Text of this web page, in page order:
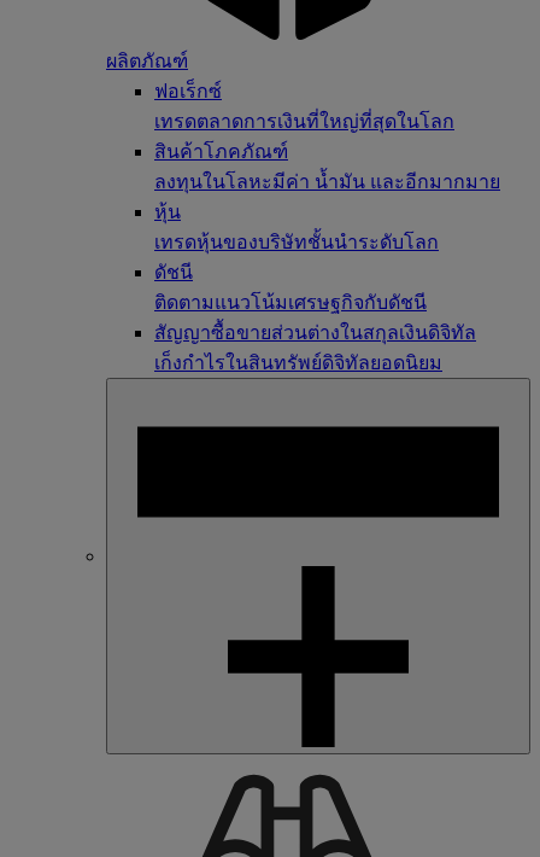
ผลิตภัณฑ์
ฟอเร็กซ์
เทรดตลาดการเงินที่ใหญ่ที่สุดในโลก
สินค้าโภคภัณฑ์
ลงทุนในโลหะมีค่า น้ำมัน และอีกมากมาย
หุ้น
เทรดหุ้นของบริษัทชั้นนำระดับโลก
ดัชนี
ติดตามแนวโน้มเศรษฐกิจกับดัชนี
สัญญาซื้อขายส่วนต่างในสกุลเงินดิจิทัล
เก็งกำไรในสินทรัพย์ดิจิทัลยอดนิยม